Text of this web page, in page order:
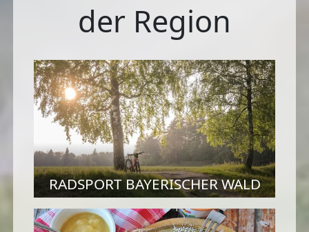
der Region
RADSPORT BAYERISCHER WALD